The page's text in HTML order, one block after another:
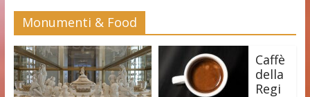
Monumenti & Food
Caffè
della
Regi